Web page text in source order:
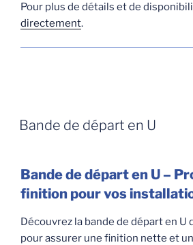
Pour plus de détails et de
directement.
Bande de départ en U
Bande de départ en U –
finition pour vos
Découvrez la bande de départ en U
pour assurer une finition nette et